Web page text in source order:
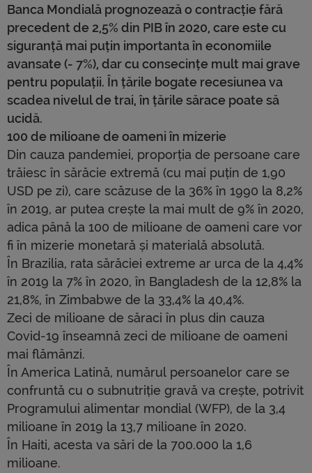
Banca Mondială prognozează o contracție fără
precedent de 2,5% din PIB în 2020, care este cu
siguranță mai puțin importanta în economiile
avansate (- 7%), dar cu consecințe mult mai grave
pentru populații. În țările bogate recesiunea va
scadea nivelul de trai, în țările sărace poate să
ucidă.
100 de milioane de oameni în mizerie
Din cauza pandemiei, proporția de persoane care
trăiesc în sărăcie extremă (cu mai puțin de 1,90
USD pe zi), care scăzuse de la 36% în 1990 la 8,2%
în 2019, ar putea crește la mai mult de 9% în 2020,
adica până la 100 de milioane de oameni care vor
fi în mizerie monetară și materială absolută.
În Brazilia, rata sărăciei extreme ar urca de la 4,4%
în 2019 la 7% în 2020, în Bangladesh de la 12,8% la
21,8%, în Zimbabwe de la 33,4% la 40,4%.
Zeci de milioane de săraci în plus din cauza
Covid-19 înseamnă zeci de milioane de oameni
mai flămânzi.
În America Latină, numărul persoanelor care se
confruntă cu o subnutriție gravă va crește, potrivit
Programului alimentar mondial (WFP), de la 3,4
milioane în 2019 la 13,7 milioane în 2020.
În Haiti, acesta va sări de la 700.000 la 1,6
milioane.